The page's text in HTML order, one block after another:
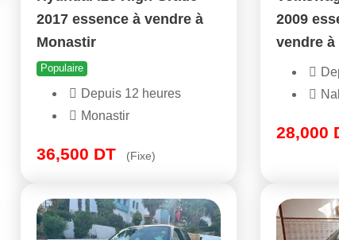
2017 essence à vendre à
Monastir
Populaire
Depuis 12 heures
Monastir
36,500 DT (Fixe)
2009
vendre à
28,000